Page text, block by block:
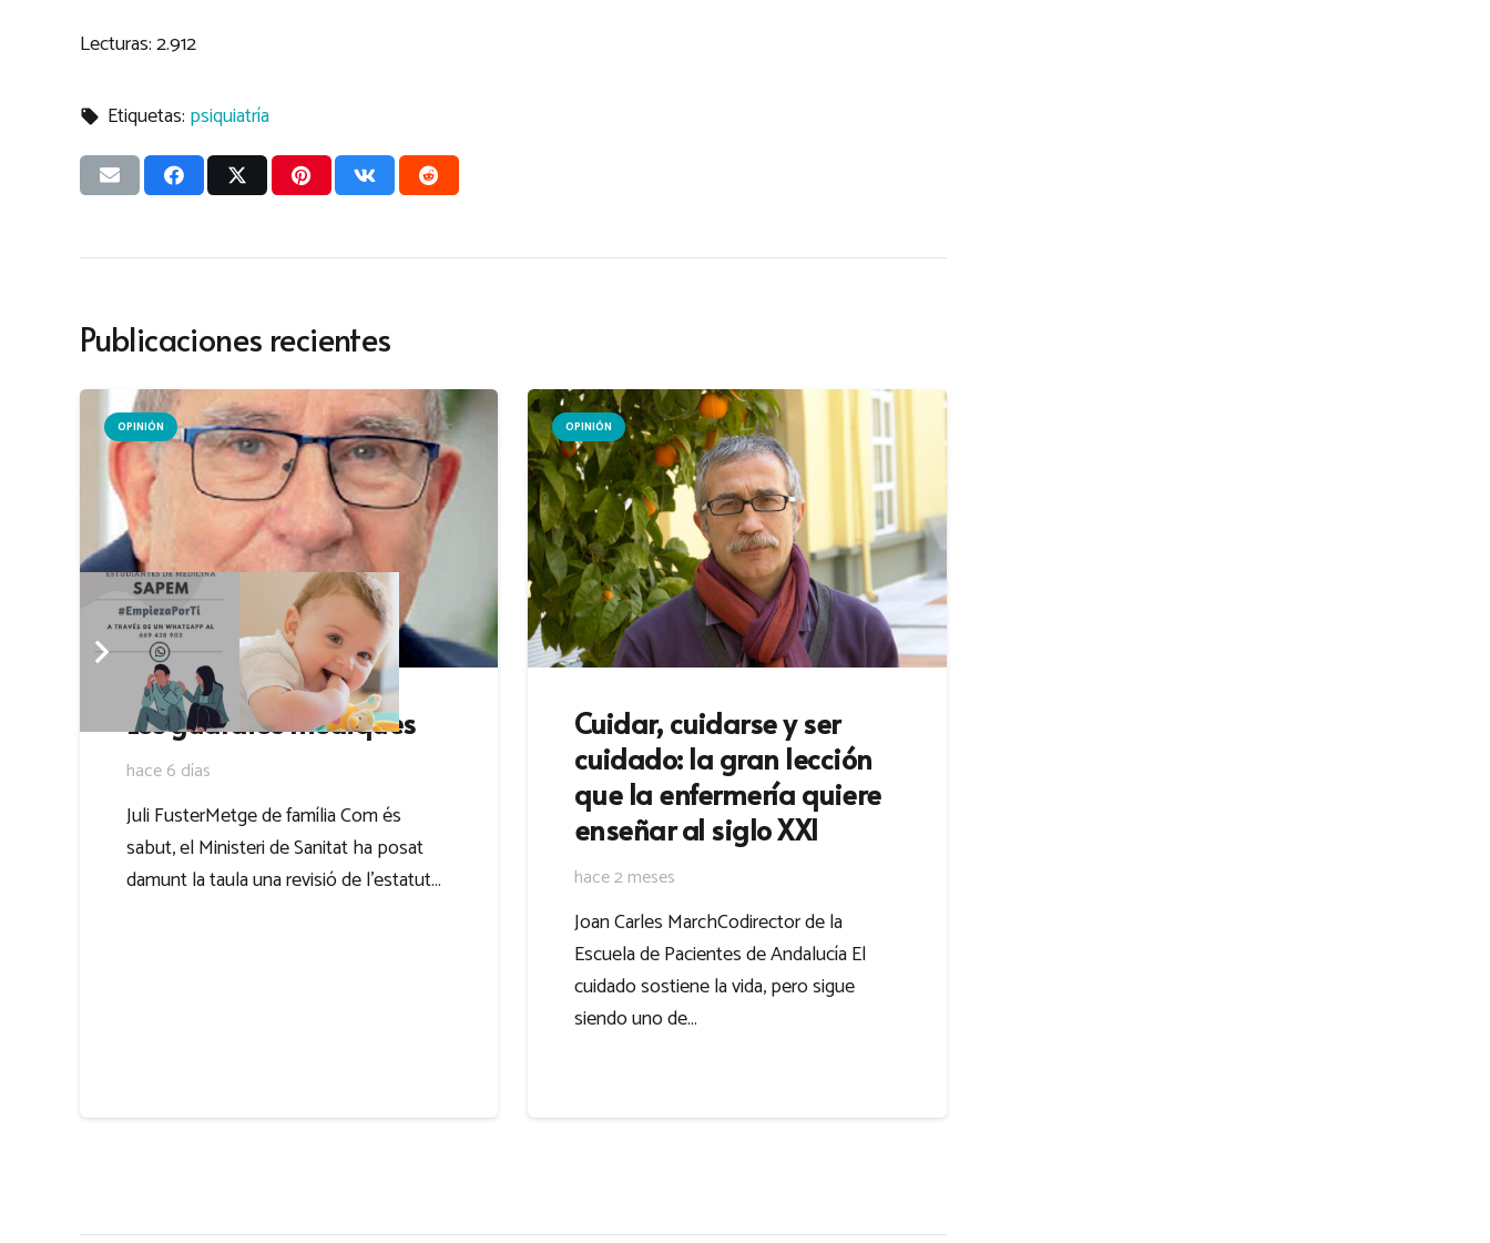
Lecturas:2.912
local_offer Etiquetas: psiquiatría
Publicaciones recientes
OPINIÓN
Les guàrdies mèdiques
hace 6 días
Juli FusterMetge de família Com és
sabut, el Ministeri de Sanitat ha posat
damunt la taula una revisió de l’estatut…
OPINIÓN
Cuidar, cuidarse y ser
cuidado: la gran lección
que la enfermería quiere
enseñar al siglo XXI
hace 2 meses
Joan Carles MarchCodirector de la
Escuela de Pacientes de Andalucía El
cuidado sostiene la vida, pero sigue
siendo uno de…